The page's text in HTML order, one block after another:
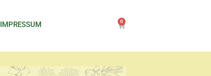
IMPRESSUM 0